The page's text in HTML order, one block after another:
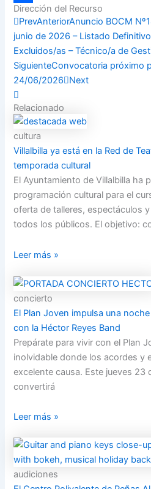
Compartir
Dirección del Recurso
PrevAnteriorAnuncio BOCM
junio de 2026 – Listado
Excluidos/as – Técnico/a de
SiguienteConvocatoria próximo
24/06/2026
Next
Relacionado
cultura
Villalbilla ya está en la Red de
temporada cultural
El Ayuntamiento de Villalbilla ha
programación cultural para el
oferta de talleres, espectáculos
todos los públicos. El objetivo:
Leer más »
concierto
El Plan Joven impulsa una
con la Héctor Reyes Band
Prepárate para vivir con el Plan
inolvidable donde los acordes y
excelente causa. Este jueves 23
convertirá
Leer más »
audiciones